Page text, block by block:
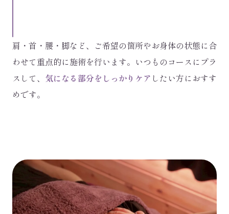
肩・首・腰・脚など、ご希望の箇所やお身体の状態に合
わせて重点的に施術を行います。いつものコースにプラ
スして、 気になる部分をしっかりケア したい方におすす
めです。